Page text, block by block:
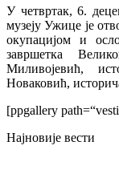
У четвртак, 6.
музеју Ужице је
окупацијом и
завршетка
Миливојевић,
Новаковић,
[ppgallery
Најновије вести